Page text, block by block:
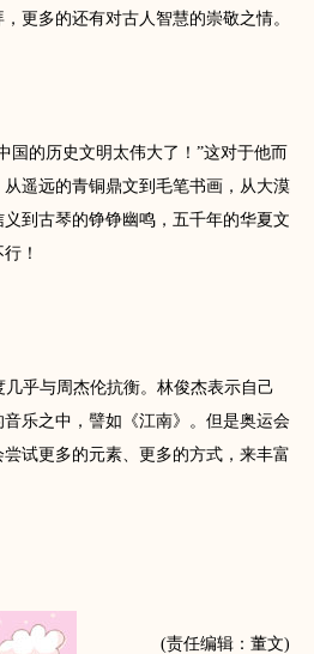
更多的还有对古人智慧的崇敬之情。
的历史文明太伟大了！”这对于他而
遥远的青铜鼎文到毛笔书画，从大漠
到古琴的铮铮幽鸣，五千年的华夏文
！
乎与周杰伦抗衡。林俊杰表示自己
乐之中，譬如《江南》。但是奥运会
试更多的元素、更多的方式，来丰富
(责任编辑：董文)